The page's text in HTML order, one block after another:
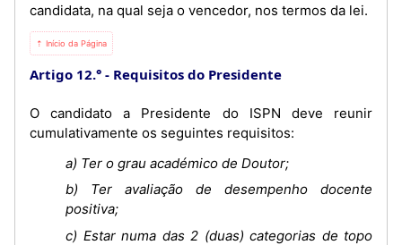
candidata, na qual seja o vencedor, nos termos da lei.
⇡ Início da Página
Artigo 12.° Requisitos do Presidente
O candidato a Presidente do ISPN deve reunir
cumulativamente os seguintes requisitos:
a) Ter o grau académico de Doutor;
b) Ter avaliação de desempenho docente
positiva;
c) Estar numa das 2 (duas) categorias de topo